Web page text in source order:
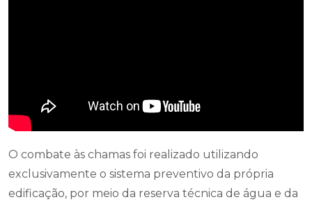
O combate às chamas foi realizado utilizando
exclusivamente o sistema preventivo da própria
edificação, por meio da reserva técnica de água e da